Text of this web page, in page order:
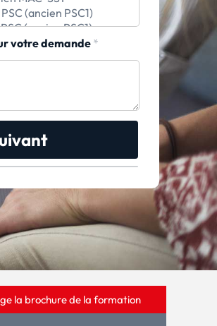
votre demande *
la brochure de la formation